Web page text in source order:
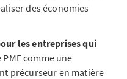
des économies
les entreprises qui
comme une
précurseur en matière